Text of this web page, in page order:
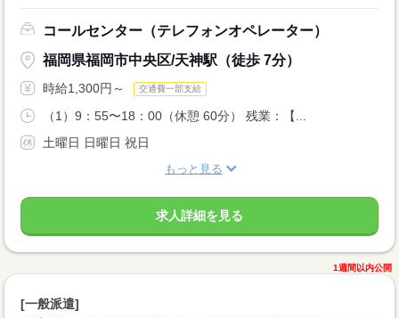
コールセンター（テレフォンオペレーター）
福岡県福岡市中央区/天神駅（徒歩 7分）
時給1,300円～ 交通費一部支給
（1）9：55〜18：00（休憩 60分） 残業：【...
土曜日 日曜日 祝日
もっと見る
求人詳細を見る
1週間以内公開
[一般派遣]